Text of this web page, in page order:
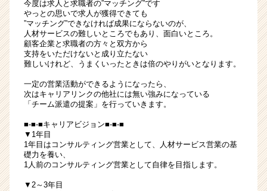
今度は求人と求職者の”マッチング”です
やっとの思いで求人が獲得できても
”マッチング”できなければ成果にならないのが、
人材サービスの難しいところでもあり、面白いところ。
顧客企業と求職者の方々と双方から
支持をいただけないと成り立たない
難しいけれど、うまくいったときは倍のやりがいとなります。
一定の営業活動ができるようになったら、
次はキャリアリンクの他社には無い強みになっている
「チーム派遣の提案」を行っていきます。
■-■-■キャリアビジョン■-■-■
▼1年目
1年目はコンサルティング営業として、人材サービス営業の基
礎力を養い、
1人前のコンサルティング営業として自律を目指します。
▼2～3年目